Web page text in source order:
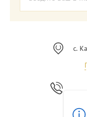
с.